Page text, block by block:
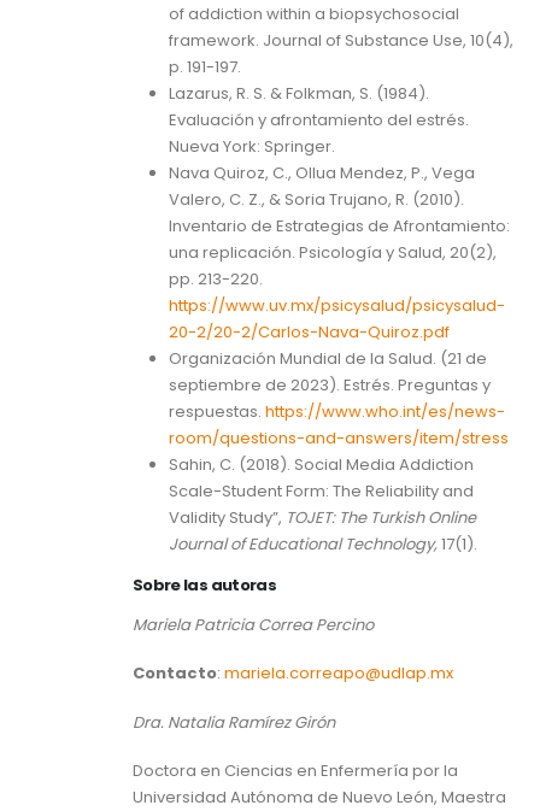
of addiction within a biopsychosocial
framework. Journal of Substance Use, 10(4),
p. 191-197.
Lazarus, R. S. & Folkman, S. (1984).
Evaluación y afrontamiento del estrés.
Nueva York: Springer.
Nava Quiroz, C., Ollua Mendez, P., Vega
Valero, C. Z., & Soria Trujano, R. (2010).
Inventario de Estrategias de Afrontamiento:
una replicación. Psicología y Salud, 20(2),
pp. 213-220.
https://www.uv.mx/psicysalud/psicysalud-
20-2/20-2/Carlos-Nava-Quiroz.pdf
Organización Mundial de la Salud. (21 de
septiembre de 2023). Estrés. Preguntas y
respuestas. https://www.who.int/es/news-
room/questions-and-answers/item/stress
Sahin, C. (2018). Social Media Addiction
Scale-Student Form: The Reliability and
Validity Study”, TOJET: The Turkish Online
Journal of Educational Technology,17(1).
Sobre las autoras
Mariela Patricia Correa Percino
Contacto: mariela.correapo@udlap.mx
Dra. Natalia Ramírez Girón
Doctora en Ciencias en Enfermería por la
Universidad Autónoma de Nuevo León, Maestra